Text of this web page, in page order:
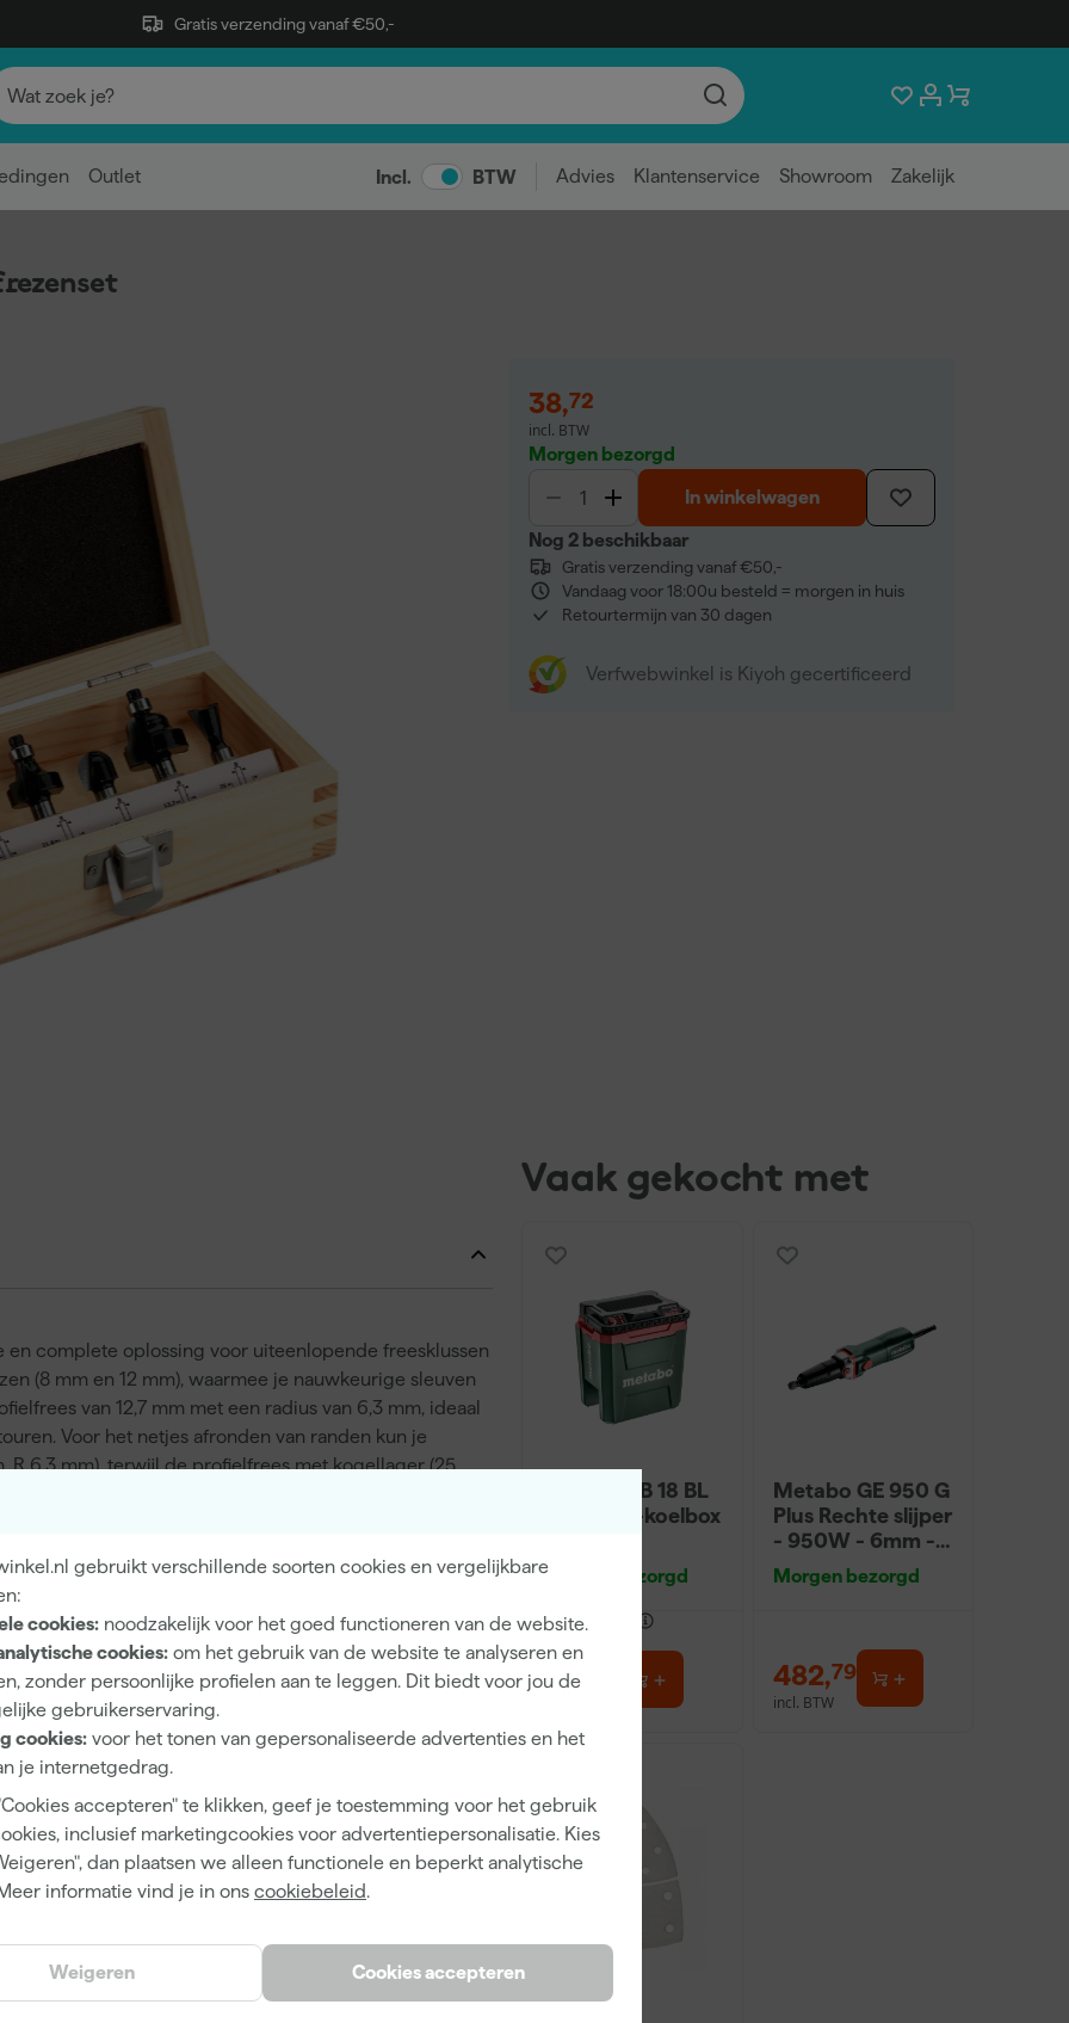
Gratis verzending vanaf €50,-
Outlet Incl. BTW Advies Klantenservice Showroom Zakelijk
gebruikt verschillende soorten cookies en vergelijkbare
cookies: noodzakelijk voor het goed functioneren van de website.
cookies: om het gebruik van de website te analyseren en
zonder persoonlijke profielen aan te leggen. Dit biedt voor jou de
gebruikerservaring.
cookies: voor het tonen van gepersonaliseerde advertenties en het
je internetgedrag.
accepteren" te klikken, geef je toestemming voor het gebruik
inclusief marketingcookies voor advertentiepersonalisatie. Kies
dan plaatsen we alleen functionele en beperkt analytische
informatie vind je in ons cookiebeleid.
Cookies accepteren
Weigeren
38,72
incl. BTW
Morgen bezorgd
In winkelwagen
Nog 2 beschikbaar
Gratis verzending vanaf €50,-
Vandaag voor 18:00u besteld = morgen in huis
Retourtermijn van 30 dagen
Verfwebwinkel is Kiyoh gecertificeerd
complete oplossing voor uiteenlopende freesklussen
(8 mm en 12 mm), waarmee je nauwkeurige sleuven
van 12,7 mm met een radius van 6,3 mm, ideaal
Voor het netjes afronden van randen kun je
R 6,3 mm), terwijl de profielfrees met kogellager (25
strakke lijnen. Ten slotte biedt de V-groeffrees (12,7
Met deze frezenset beschik je over een breed scala
waarin precisie en afwerking centraal staan.
6
4007430171917
Vaak gekocht met
Metabo KB 18 BL
18V Accu-koelbox
warmhoudfuncti
Morgen bezorgd
Adviesprijs
110
Metabo GE 950 G
Plus Rechte slijper
- 950W - 6mm -
variabel
Morgen bezorgd
482,79
incl. BTW